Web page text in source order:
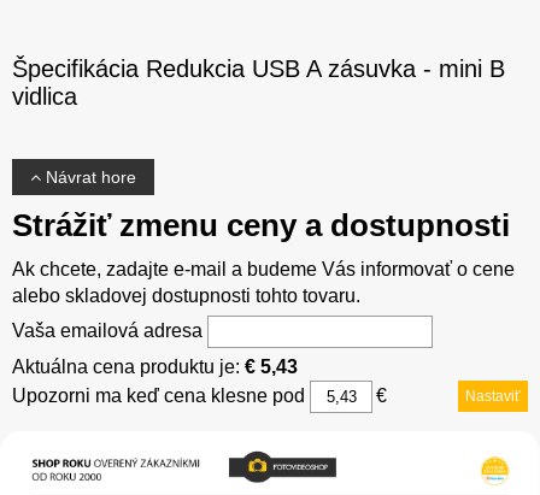
Špecifikácia Redukcia USB A zásuvka - mini B
vidlica
Návrat hore
Strážiť zmenu ceny a dostupnosti
Ak chcete, zadajte e-mail a budeme Vás informovať o cene
alebo skladovej dostupnosti tohto tovaru.
Vaša emailová adresa
Aktuálna cena produktu je: € 5,43
Upozorni ma keď cena klesne pod
€ Nastaviť